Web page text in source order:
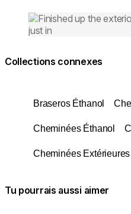
Loading image...
Collections connexes
Braseros Éthanol
Cheminées Éthanol
Cheminées Extérieures
Tu pourrais aussi aimer